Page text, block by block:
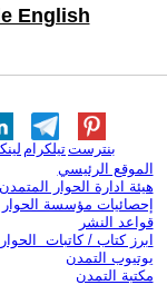
English
تيلكرامبنترست
الموقع الرئيسي
هيئة ادارة الحوار
إحصائيات مؤسسة الحوار
قواعد النشر
ابرز كتاب / كاتبات
يوتيوب التمدن
مكتبة التمدن